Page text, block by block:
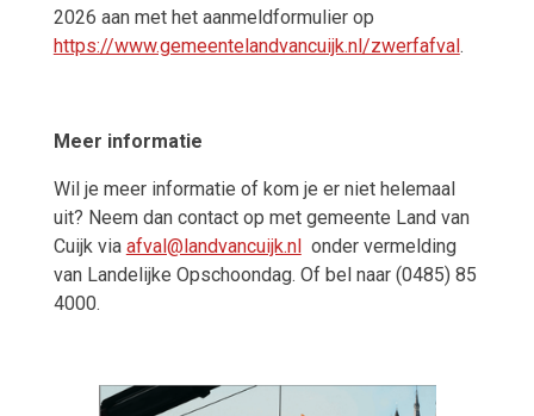
2026 aan met het aanmeldformulier op
https://www.gemeentelandvancuijk.nl/zwerfafval .
Meer informatie
Wil je meer informatie of kom je er niet helemaal
uit? Neem dan contact op met gemeente Land van
Cuijk via afval@landvancuijk.nl
onder vermelding
van Landelijke Opschoondag. Of bel naar (0485) 85
4000.